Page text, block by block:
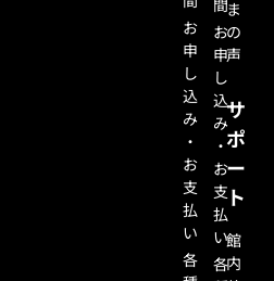
お
申
し
込
み
・
お
支
払
い
各
間
お
申
し
込
み
・
お
支
払
い
各
ま
の
声
サ
ポ
ー
ト
館
内